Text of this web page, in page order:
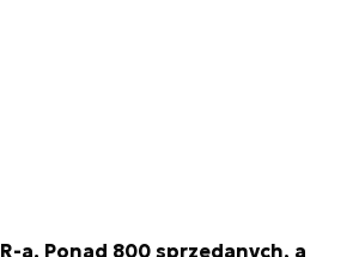
a. Ponad 800 sprzedanych, a